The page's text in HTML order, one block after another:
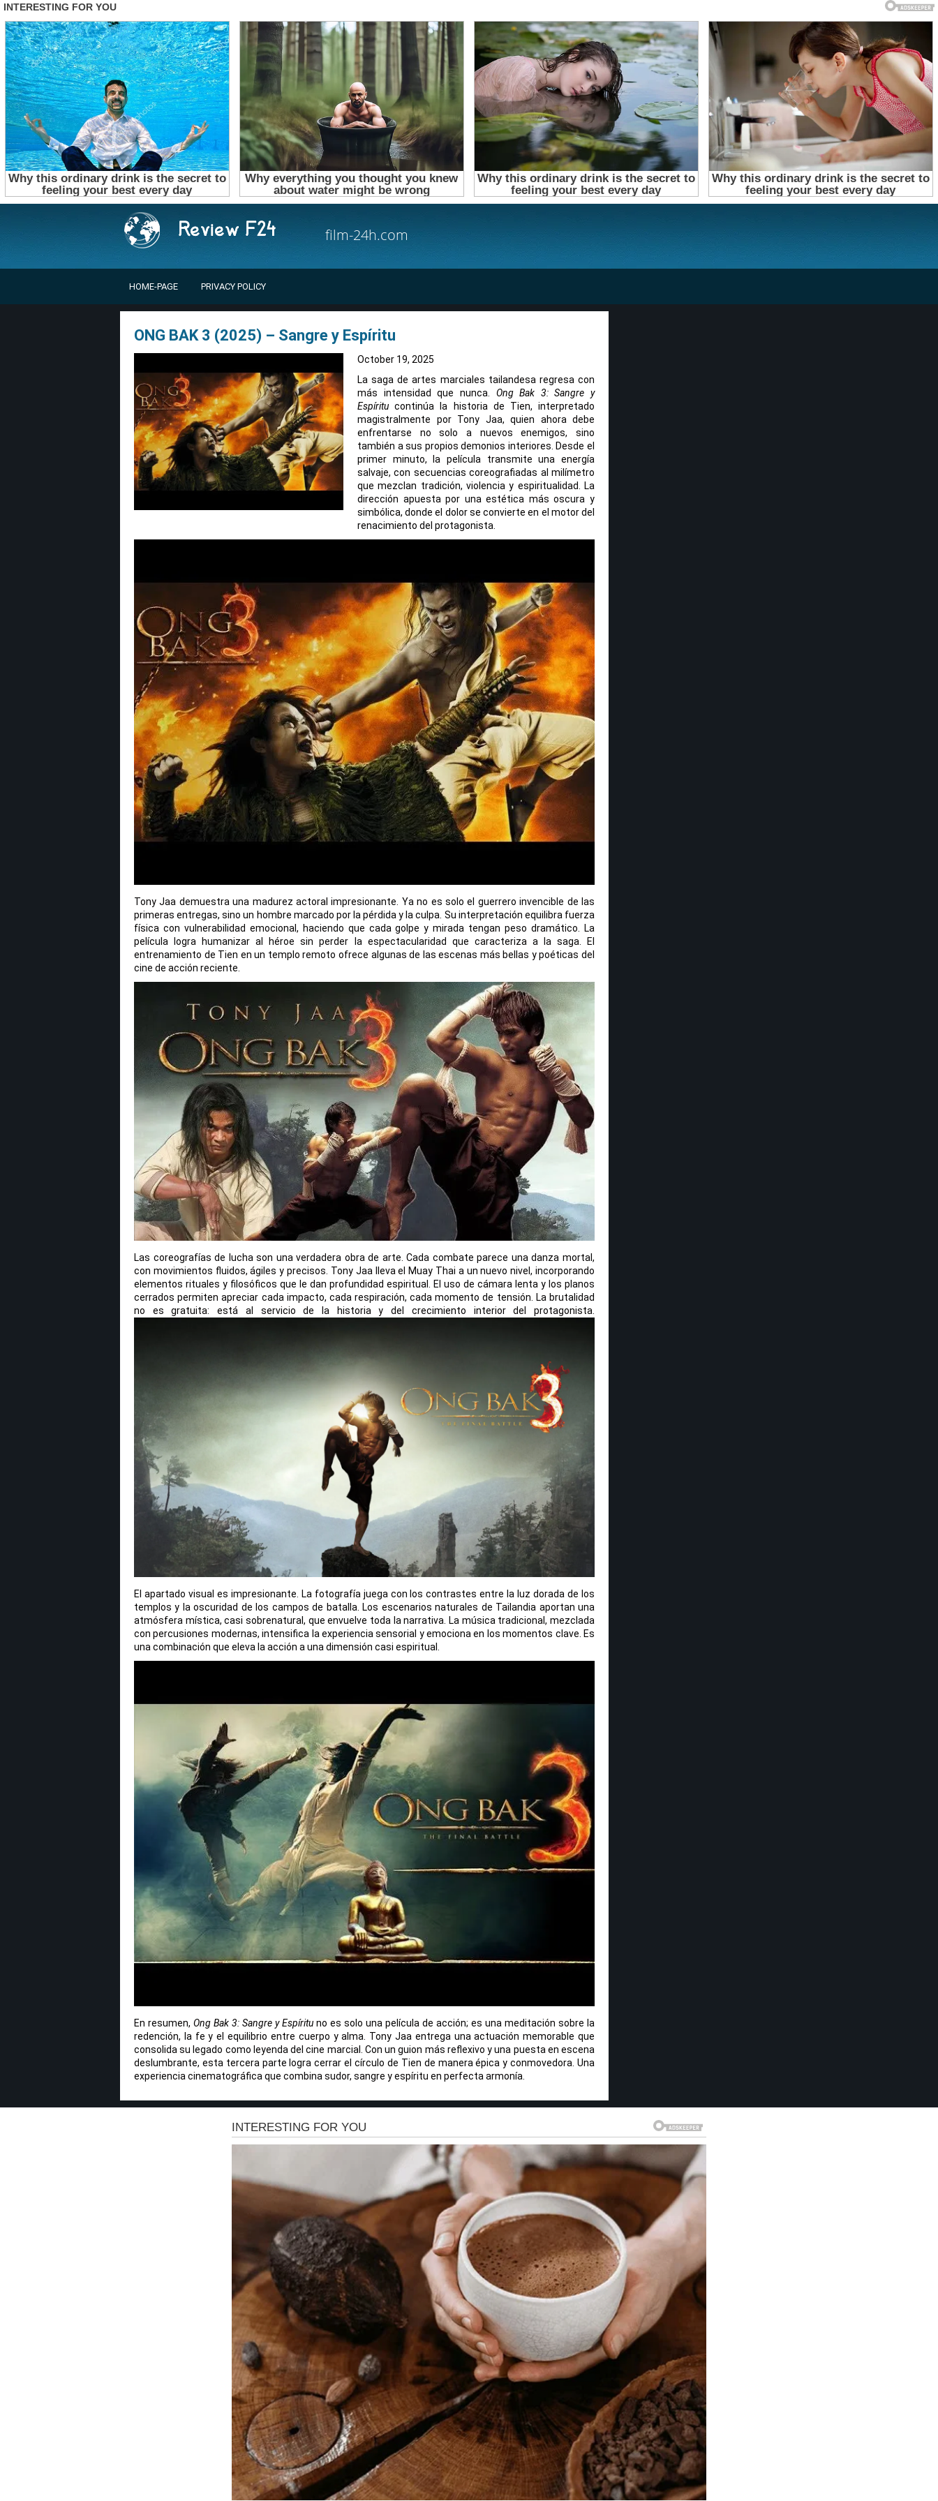
film-24h.com
HOME-PAGE PRIVACY POLICY
ONG BAK 3 (2025) – Sangre y Espíritu
October 19, 2025
La saga de artes marciales tailandesa regresa con
más intensidad que nunca. Ong Bak 3: Sangre y
Espíritu continúa la historia de Tien, interpretado
magistralmente por Tony Jaa, quien ahora debe
enfrentarse no solo a nuevos enemigos, sino
también a sus propios demonios interiores. Desde el
primer minuto, la película transmite una energía
salvaje, con secuencias coreografiadas al milímetro
que mezclan tradición, violencia y espiritualidad. La
dirección apuesta por una estética más oscura y
simbólica, donde el dolor se convierte en el motor del
renacimiento del protagonista.
Tony Jaa demuestra una madurez actoral impresionante. Ya no es solo el guerrero invencible de las
primeras entregas, sino un hombre marcado por la pérdida y la culpa. Su interpretación equilibra fuerza
física con vulnerabilidad emocional, haciendo que cada golpe y mirada tengan peso dramático. La
película logra humanizar al héroe sin perder la espectacularidad que caracteriza a la saga. El
entrenamiento de Tien en un templo remoto ofrece algunas de las escenas más bellas y poéticas del
cine de acción reciente.
Las coreografías de lucha son una verdadera obra de arte. Cada combate parece una danza mortal,
con movimientos fluidos, ágiles y precisos. Tony Jaa lleva el Muay Thai a un nuevo nivel, incorporando
elementos rituales y filosóficos que le dan profundidad espiritual. El uso de cámara lenta y los planos
cerrados permiten apreciar cada impacto, cada respiración, cada momento de tensión. La brutalidad
no es gratuita: está al servicio de la historia y del crecimiento interior del protagonista.
El apartado visual es impresionante. La fotografía juega con los contrastes entre la luz dorada de los
templos y la oscuridad de los campos de batalla. Los escenarios naturales de Tailandia aportan una
atmósfera mística, casi sobrenatural, que envuelve toda la narrativa. La música tradicional, mezclada
con percusiones modernas, intensifica la experiencia sensorial y emociona en los momentos clave. Es
una combinación que eleva la acción a una dimensión casi espiritual.
En resumen, Ong Bak 3: Sangre y Espíritu no es solo una película de acción; es una meditación sobre la
redención, la fe y el equilibrio entre cuerpo y alma. Tony Jaa entrega una actuación memorable que
consolida su legado como leyenda del cine marcial. Con un guion más reflexivo y una puesta en escena
deslumbrante, esta tercera parte logra cerrar el círculo de Tien de manera épica y conmovedora. Una
experiencia cinematográfica que combina sudor, sangre y espíritu en perfecta armonía.